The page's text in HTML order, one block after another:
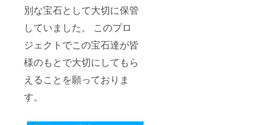
別な宝石として大切に保管
していました。 このプロ
ジェクトでこの宝石達が皆
様のもとで大切にしてもら
えることを願っておりま
す。